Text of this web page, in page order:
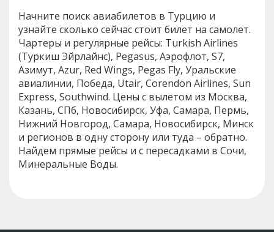
Начните поиск авиабилетов в Турцию и
узнайте сколько сейчас стоит билет на самолет.
Чартеры и регулярные рейсы: Turkish Airlines
(Туркиш Эйрлайнс), Pegasus, Аэрофлот, S7,
Азимут, Azur, Red Wings, Pegas Fly, Уральские
авиалинии, Победа, Utair, Corendon Airlines, Sun
Express, Southwind. Цены с вылетом из Москва,
Казань, СПб, Новосибирск, Уфа, Самара, Пермь,
Нижний Новгород, Самара, Новосибирск, Минск
и регионов в одну сторону или туда – обратно.
Найдем прямые рейсы и с пересадками в Сочи,
Минеральные Воды.